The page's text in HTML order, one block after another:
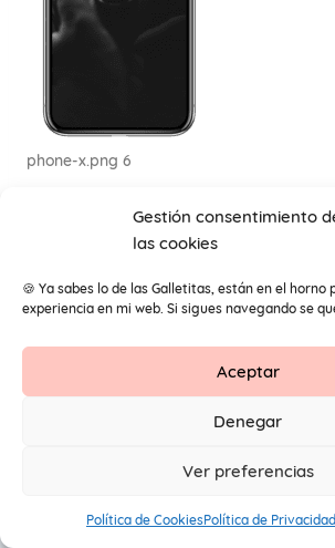
Gestión consentimiento
las cookies
🍪 Ya sabes lo de las Galletitas, están en el horno
experiencia en mi web. Si sigues navegando se
Aceptar
Denegar
Ver preferencias
Política de CookiesPolítica de Privacidad
phone-x.png 6
Aviso Legal
© 2026 Primeros Pendientes by Maite
derechos reservados.